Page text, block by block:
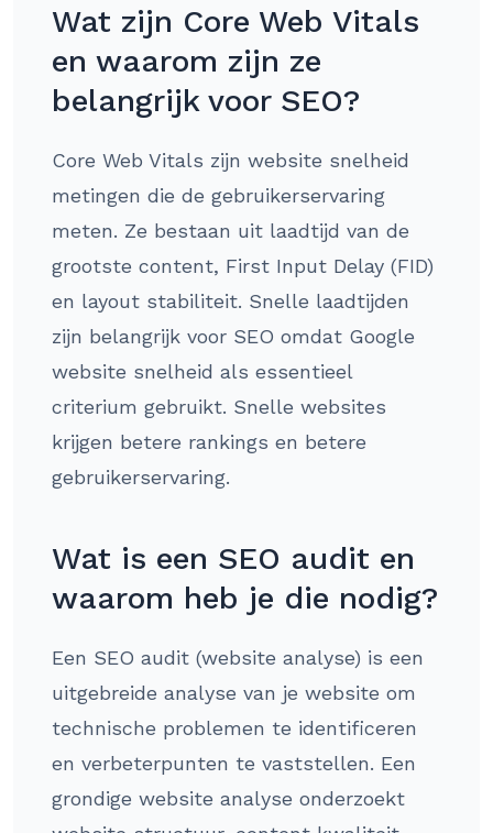
Wat zijn Core Web Vitals
en waarom zijn ze
belangrijk voor SEO?
Core Web Vitals zijn website snelheid
metingen die de gebruikerservaring
meten. Ze bestaan uit laadtijd van de
grootste content, First Input Delay (FID)
en layout stabiliteit. Snelle laadtijden
zijn belangrijk voor SEO omdat Google
website snelheid als essentieel
criterium gebruikt. Snelle websites
krijgen betere rankings en betere
gebruikerservaring.
Wat is een SEO audit en
waarom heb je die nodig?
Een SEO audit (website analyse) is een
uitgebreide analyse van je website om
technische problemen te identificeren
en verbeterpunten te vaststellen. Een
grondige website analyse onderzoekt